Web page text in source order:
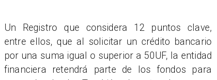
Un Registro que considera 12 puntos clave,
entre ellos, que al solicitar un crédito bancario
por una suma igual o superior a 50UF, la entidad
financiera retendrá parte de los fondos para